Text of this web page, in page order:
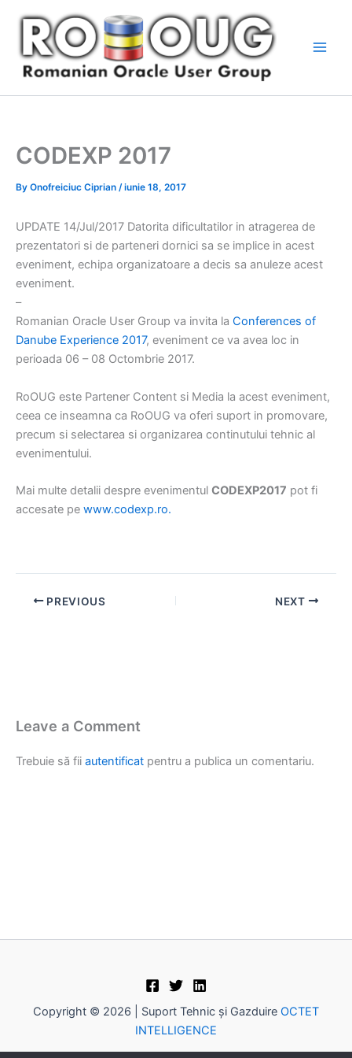
content
CODEXP 2017
By Onofreiciuc Ciprian /iunie 18, 2017
UPDATE 14/Jul/2017 Datorita dificultatilor in atragerea de
prezentatori si de parteneri dornici sa se implice in acest
eveniment, echipa organizatoare a decis sa anuleze acest
eveniment.
–
Romanian Oracle User Group va invita la Conferences of
Danube Experience 2017, eveniment ce va avea loc in
perioada 06 – 08 Octombrie 2017.
RoOUG este Partener Content si Media la acest eveniment,
ceea ce inseamna ca RoOUG va oferi suport in promovare,
precum si selectarea si organizarea continutului tehnic al
evenimentului.
Mai multe detalii despre evenimentul CODEXP2017 pot fi
accesate pe www.codexp.ro.
PREVIOUS NEXT
Leave a Comment
Trebuie să fii autentificat pentru a publica un comentariu.
Copyright © 2026 | Suport Tehnic și Gazduire OCTET
INTELLIGENCE